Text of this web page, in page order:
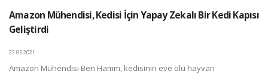
Amazon Mühendisi, Kedisi İçin Yapay Zekalı Bir Kedi Kapısı
Geliştirdi
22.05.2021
Amazon Mühendisi Ben Hamm, kedisinin eve ölü hayvan